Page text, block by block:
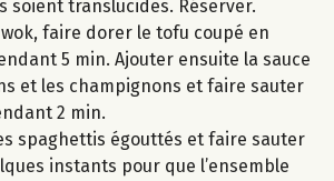
soient translucides. Réserver.
wok, faire dorer le tofu coupé en
5 min. Ajouter ensuite la sauce
et les champignons et faire sauter
2 min.
spaghettis égouttés et faire sauter
instants pour que l’ensemble